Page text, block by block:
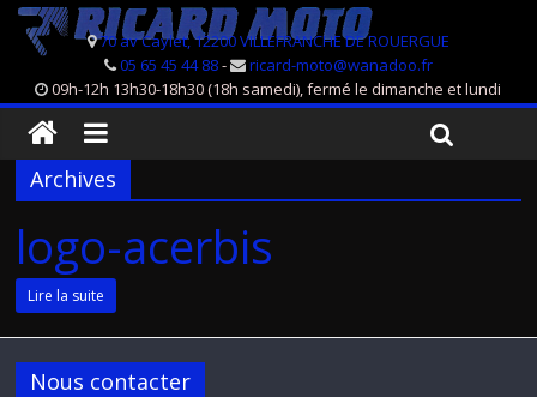
70 av Caylet, 12200 VILLEFRANCHE DE ROUERGUE
05 65 45 44 88-
ricard-moto@wanadoo.fr
09h-12h 13h30-18h30 (18h samedi), fermé le dimanche et lundi
Archives
logo-acerbis
Lire la suite
Nous contacter